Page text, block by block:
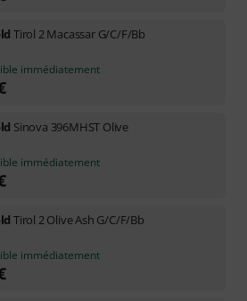
Tirol 2 Macassar G/C/F/Bb
immédiatement
Sinova 396MHST Olive
immédiatement
Tirol 2 Olive Ash G/C/F/Bb
immédiatement